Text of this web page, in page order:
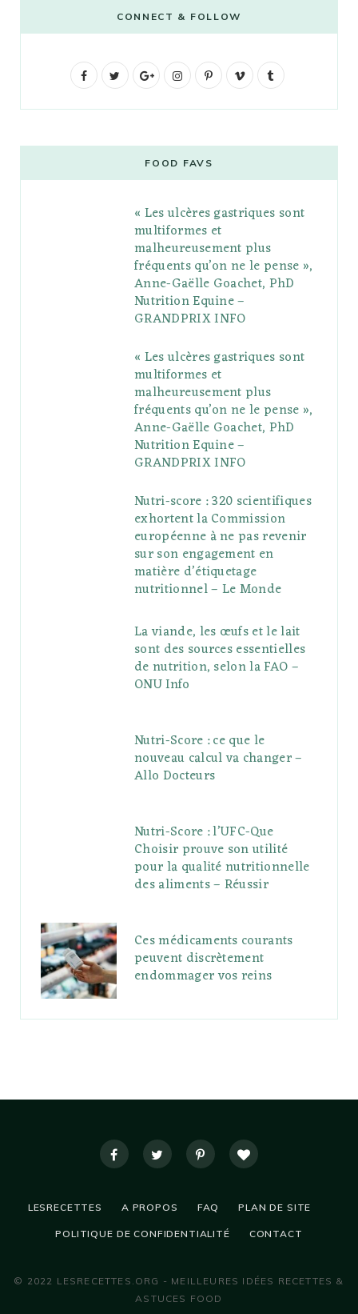
CONNECT & FOLLOW
F
b
t
G
g
l
e
P
l
s
I
t
a
g
r
a
m
P
e
r
e
s
V
o
l
r
FOOD FAVS
« Les ulcères gastriques sont
multiformes et
malheureusement plus
fréquents qu’on ne le pense »,
Anne-Gaëlle Goachet, PhD
Nutrition Equine –
GRANDPRIX INFO
« Les ulcères gastriques sont
multiformes et
malheureusement plus
fréquents qu’on ne le pense »,
Anne-Gaëlle Goachet, PhD
Nutrition Equine –
GRANDPRIX INFO
Nutri-score : 320 scientifiques
exhortent la Commission
européenne à ne pas revenir
sur son engagement en
matière d’étiquetage
nutritionnel – Le Monde
La viande, les œufs et le lait
sont des sources essentielles
de nutrition, selon la FAO –
ONU Info
Nutri-Score : ce que le
nouveau calcul va changer –
Allo Docteurs
Nutri-Score : l’UFC-Que
Choisir prouve son utilité
pour la qualité nutritionnelle
des aliments – Réussir
Ces médicaments courants
peuvent discrètement
endommager vos reins
LESRECETTES A PROPOS FAQ PLAN DE SITE
POLITIQUE DE CONFIDENTIALITÉ CONTACT
© 2022 LESRECETTES.ORG - MEILLEURES IDÉES RECETTES &
ASTUCES FOOD